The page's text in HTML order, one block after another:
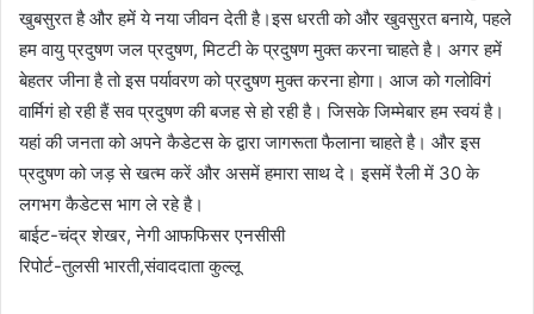
खुबसुरत है और हमें ये नया जीवन देती है।इस धरती को और खुवसुरत बनाये, पहले
हम वायु प्रदुषण जल प्रदुषण, मिटटी के प्रदुषण मुक्त करना चाहते है। अगर हमें
बेहतर जीना है तो इस पर्यावरण को प्रदुषण मुक्त करना होगा। आज को गलोविगं
वार्मिगं हो रही हैं सव प्रदुषण की बजह से हो रही है। जिसके जिम्मेबार हम स्वयं है।
यहां की जनता को अपने कैडेटस के द्वारा जागरूता फैलाना चाहते है। और इस
प्रदुषण को जड़ से खत्म करें और असमें हमारा साथ दे। इसमें रैली में 30 के
लगभग कैडेटस भाग ले रहे है।
बाईट-चंद्र शेखर, नेगी आफफिसर एनसीसी
रिपोर्ट-तुलसी भारती,संवाददाता कुल्लू